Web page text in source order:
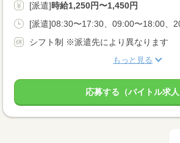
[派遣]時給1,250円〜1,450円
[派遣]08:30〜17:30、09:00〜18:00、
シフト制 ※派遣先により異なります
もっと見る
応募する（バイトル求人